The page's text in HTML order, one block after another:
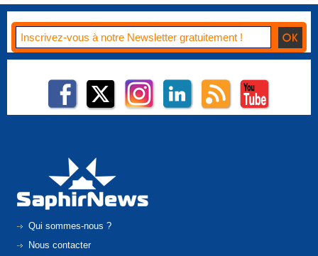
Qui sommes-nous ?
Nous contacter